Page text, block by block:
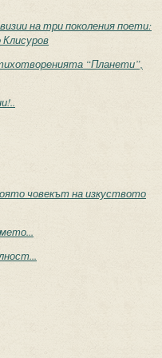
на три поколения поети:
“Планети”,
човекът на изкуството